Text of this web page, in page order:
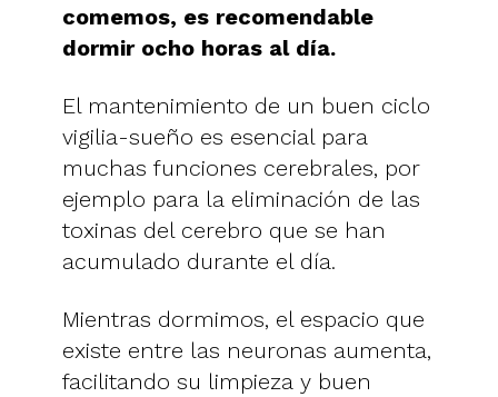
comemos, es recomendable
dormir ocho horas al día.
El mantenimiento de un buen ciclo
vigilia-sueño es esencial para
muchas funciones cerebrales, por
ejemplo para la eliminación de las
toxinas del cerebro que se han
acumulado durante el día.
Mientras dormimos, el espacio que
existe entre las neuronas aumenta,
facilitando su limpieza y buen